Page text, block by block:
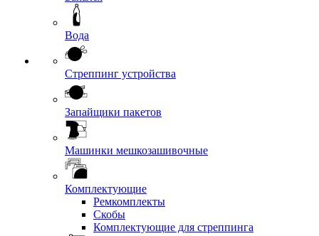
Вода
Стреппинг устройства
Запайщики пакетов
Машинки мешкозашивочные
Комплектующие
Ремкомплекты
Скобы
Комплектующие для стреппинга